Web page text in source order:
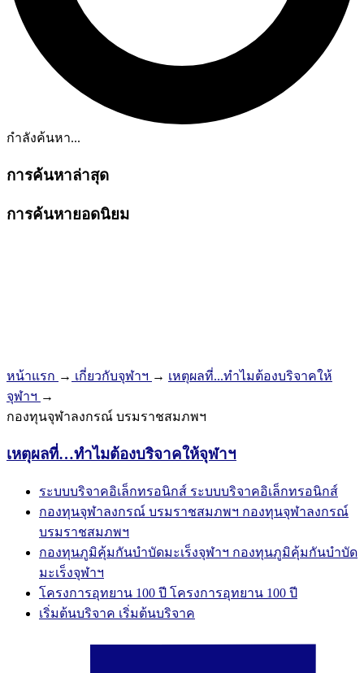
กำลังค้นหา...
การค้นหาล่าสุด
การค้นหายอดนิยม
หน้าแรก → เกี่ยวกับจุฬาฯ → เหตุผลที่...ทำไมต้องบริจาคให้
จุฬาฯ →
กองทุนจุฬาลงกรณ์ บรมราชสมภพฯ
เหตุผลที่…ทำไมต้องบริจาคให้จุฬาฯ
ระบบบริจาคอิเล็กทรอนิกส์ ระบบบริจาคอิเล็กทรอนิกส์
กองทุนจุฬาลงกรณ์ บรมราชสมภพฯ กองทุนจุฬาลงกรณ์
บรมราชสมภพฯ
กองทุนภูมิคุ้มกันบำบัดมะเร็งจุฬาฯ กองทุนภูมิคุ้มกันบำบัด
มะเร็งจุฬาฯ
โครงการอุทยาน 100 ปี โครงการอุทยาน 100 ปี
เริ่มต้นบริจาค เริ่มต้นบริจาค